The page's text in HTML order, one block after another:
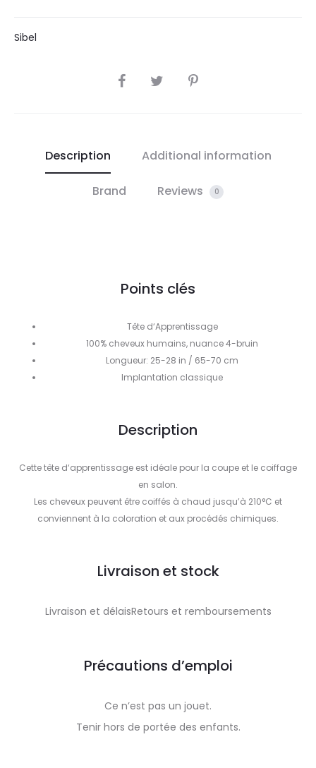
Sibel
SHARE
Description Additional information
Brand Reviews 0
Points clés
Tête d‘Apprentissage
100% cheveux humains, nuance 4-bruin
Longueur: 25-28 in / 65-70 cm
Implantation classique
Description
Cette tête d‘apprentissage est idéale pour la coupe et le coiffage
en salon.
Les cheveux peuvent être coiffés à chaud jusqu’à 210°C et
conviennent à la coloration et aux procédés chimiques.
Livraison et stock
Livraison et délaisRetours et remboursements
Précautions d’emploi
Ce n’est pas un jouet.
Tenir hors de portée des enfants.